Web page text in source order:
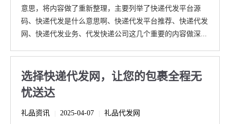
意思，将内容做了重新整理，主要列举了快递代发平台源
码、快递代发是什么意思啊、快递代发平台推荐、快递代发
网、快递代发业务、代发快递公司这几个重要的内容做深...
选择快递代发网，让您的包裹全程无
忧送达
礼品资讯 2025-04-07 礼品代发网